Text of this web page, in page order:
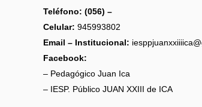
Teléfono: (056) –
Celular: 945993802
Email – Institucional:
Facebook:
– Pedagógico Juan Ica
– IESP. Público JUAN XXIII de ICA